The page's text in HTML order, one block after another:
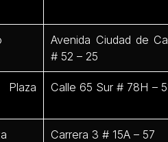
Avenida Ciudad de
# 52 – 25
Calle 65 Sur # 78H –
Carrera 3 # 15A – 57